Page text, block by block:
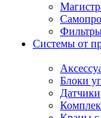
Системы от
Блоки
Датчики